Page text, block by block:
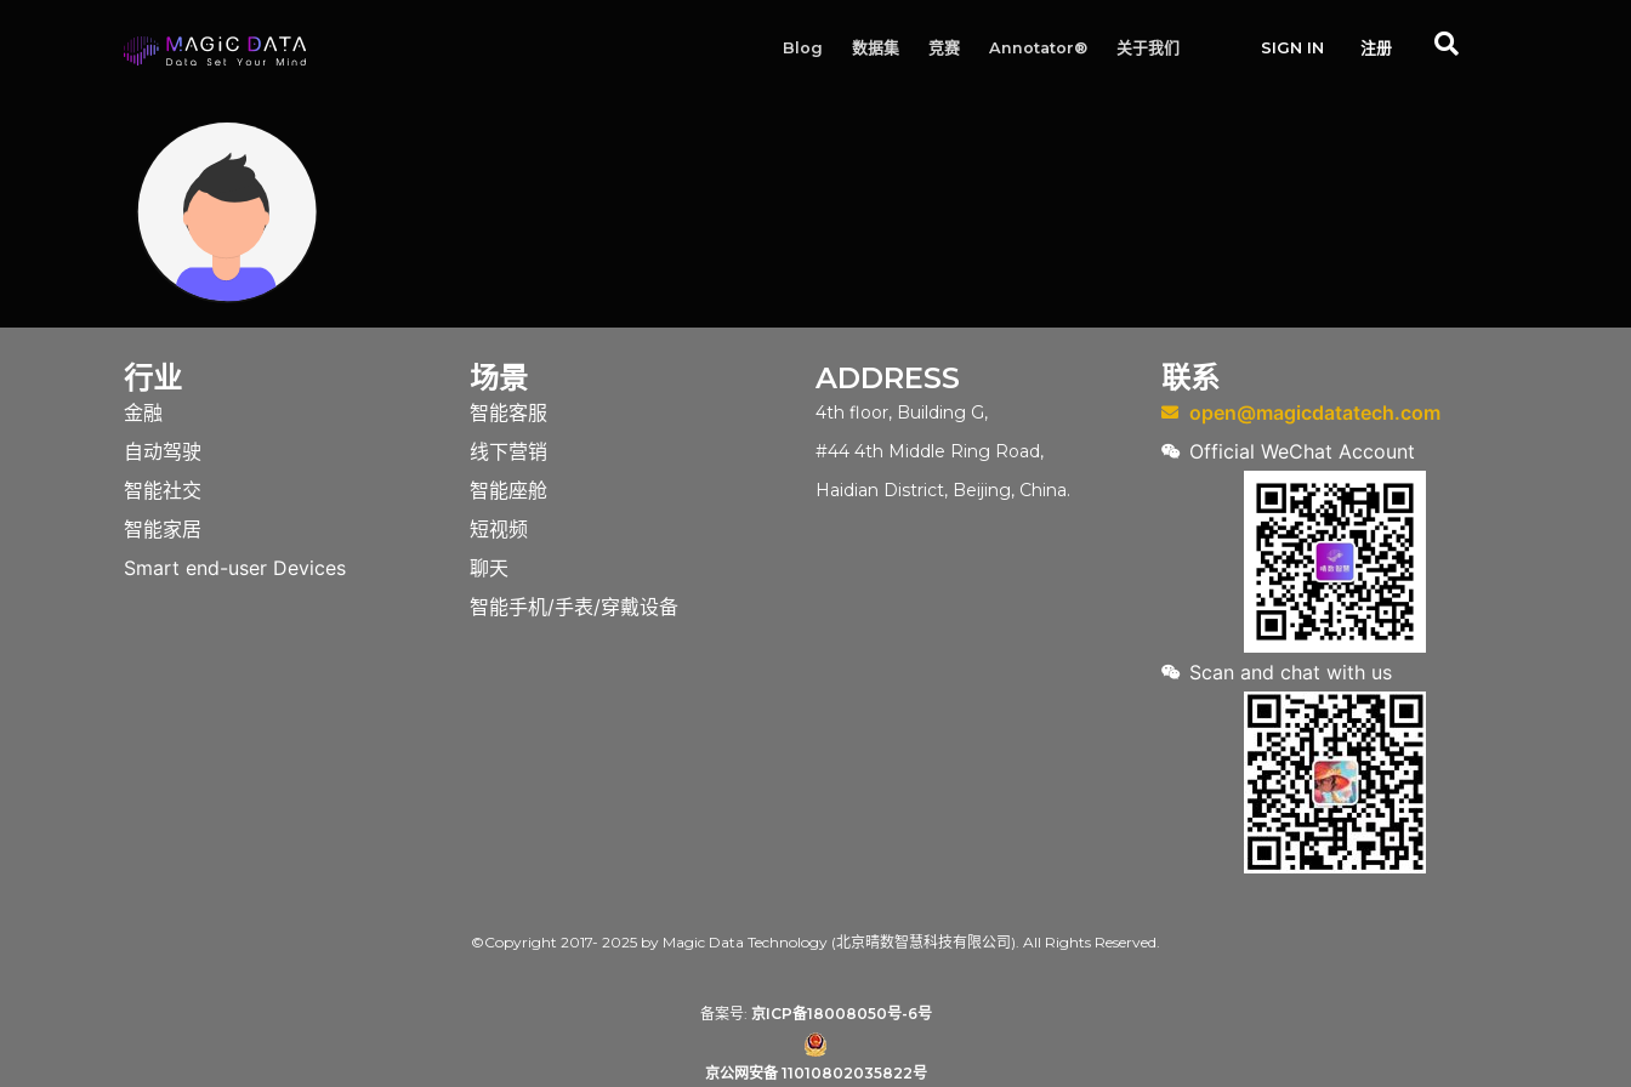
Blog 数据集 竞赛 Annotator® 关于我们 SIGN IN 注册
行业
金融
自动驾驶
智能社交
智能家居
Smart end-user Devices
场景
智能客服
线下营销
智能座舱
短视频
聊天
智能手机/手表/穿戴设备
ADDRESS
4th floor, Building G,
#44 4th Middle Ring Road,
Haidian District, Beijing, China.
联系
open@magicdatatech.com
Official WeChat Account
Scan and chat with us
©Copyright 2017- 2025 by Magic Data Technology (北京晴数智慧科技有限公司). All Rights Reserved.
备案号: 京ICP备18008050号-6号
京公网安备 11010802035822号